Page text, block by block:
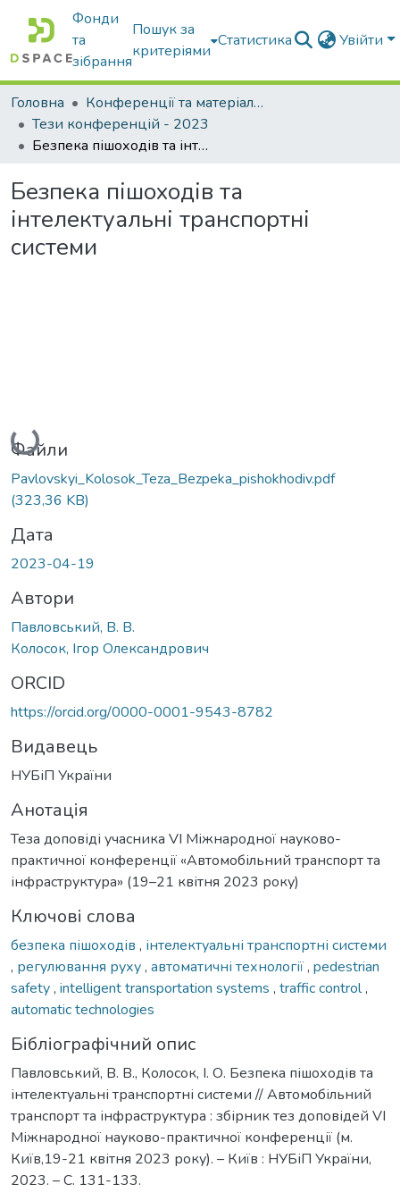
Фонди
та
зібрання
Пошук за
критеріями
Статистика Увійти
Головна
Конференції та матеріали конференцій
Тези конференцій - 2023
Безпека пішоходів та інтелектуальні транспортні системи
Безпека пішоходів та
інтелектуальні транспортні
системи
Вантажиться...
Файли
Pavlovskyi_Kolosok_Teza_Bezpeka_pishokhodiv.pdf
(323,36 KB)
Дата
2023-04-19
Автори
Павловський, В. В.
Колосок, Ігор Олександрович
ORCID
https://orcid.org/0000-0001-9543-8782
Видавець
НУБіП України
Анотація
Теза доповіді учасника VІ Міжнародної науково-
практичної конференції «Автомобільний транспорт та
інфраструктура» (19–21 квітня 2023 року)
Ключові слова
безпека пішоходів , інтелектуальні транспортні системи
, регулювання руху, автоматичні технології, pedestrian
safety, intelligent transportation systems , traffic control,
automatic technologies
Бібліографічний опис
Павловський, В. В., Колосок, І. О. Безпека пішоходів та
інтелектуальні транспортні системи // Автомобільний
транспорт та інфраструктура : збірник тез доповідей VІ
Міжнародної науково-практичної конференції (м.
Київ,19-21 квітня 2023 року). – Київ : НУБіП України,
2023. – С. 131-133.